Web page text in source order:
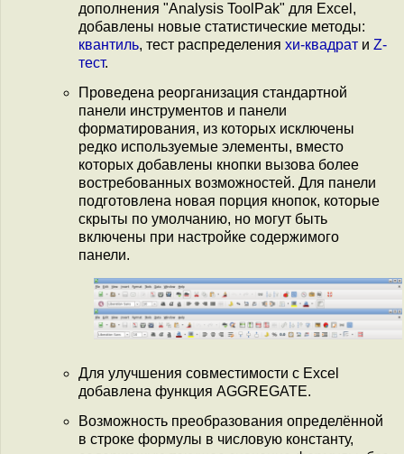
дополнения "Analysis ToolPak" для Excel,
добавлены новые статистические методы:
квантиль, тест распределения хи-квадрат и Z-
тест.
Проведена реорганизация стандартной
панели инструментов и панели
форматирования, из которых исключены
редко используемые элементы, вместо
которых добавлены кнопки вызова более
востребованных возможностей. Для панели
подготовлена новая порция кнопок, которые
скрыты по умолчанию, но могут быть
включены при настройке содержимого
панели.
Для улучшения совместимости с Excel
добавлена функция AGGREGATE.
Возможность преобразования определённой
в строке формулы в числовую константу,